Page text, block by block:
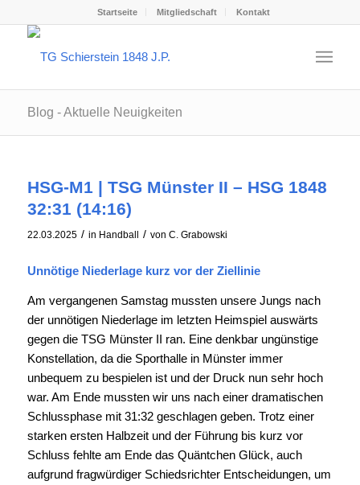
Startseite Mitgliedschaft Kontakt
Blog - Aktuelle Neuigkeiten
HSG-M1 | TSG Münster II – HSG 1848
32:31 (14:16)
22.03.2025 / in Handball / von C. Grabowski
Unnötige Niederlage kurz vor der Ziellinie
Am vergangenen Samstag mussten unsere Jungs nach
der unnötigen Niederlage im letzten Heimspiel auswärts
gegen die TSG Münster II ran. Eine denkbar ungünstige
Konstellation, da die Sporthalle in Münster immer
unbequem zu bespielen ist und der Druck nun sehr hoch
war. Am Ende mussten wir uns nach einer dramatischen
Schlussphase mit 31:32 geschlagen geben. Trotz einer
starken ersten Halbzeit und der Führung bis kurz vor
Schluss fehlte am Ende das Quäntchen Glück, auch
aufgrund fragwürdiger Schiedsrichter Entscheidungen, um